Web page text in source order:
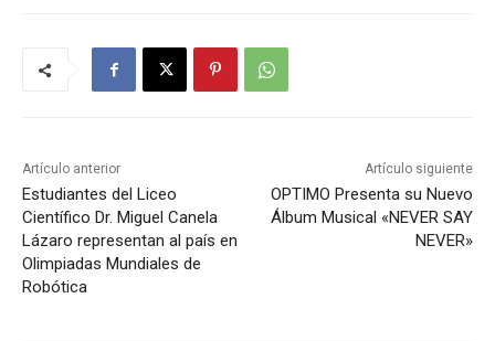
Artículo anterior
Estudiantes del Liceo
Científico Dr. Miguel Canela
Lázaro representan al país en
Olimpiadas Mundiales de
Robótica
Artículo siguiente
OPTIMO Presenta su Nuevo
Álbum Musical «NEVER SAY
NEVER»